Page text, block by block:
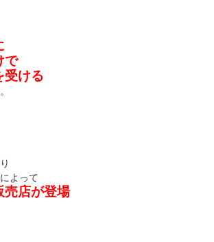
で
受ける
よって
売店が登場